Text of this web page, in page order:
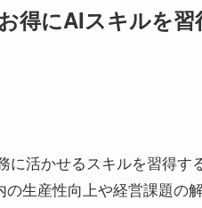
得にAIスキルを習
に活かせるスキルを習得す
生産性向上や経営課題の